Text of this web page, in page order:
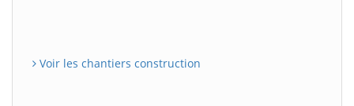
Voir les chantiers construction